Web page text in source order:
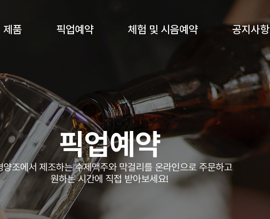
제품 픽업예약 체험 및 시음예약 공지사항
픽업예약
양조에서 제조하는 수제맥주와 막걸리를 온라인으로 주문하고
원하는 시간에 직접 받아보세요!